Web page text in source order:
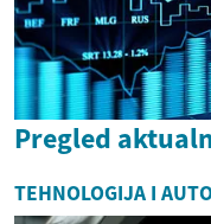
Pregled
TEHNOLOGIJA I